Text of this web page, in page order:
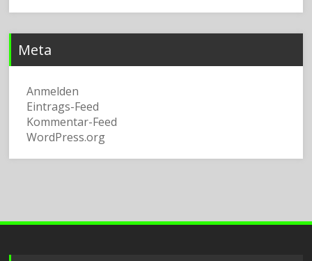
Meta
Anmelden
Eintrags-Feed
Kommentar-Feed
WordPress.org